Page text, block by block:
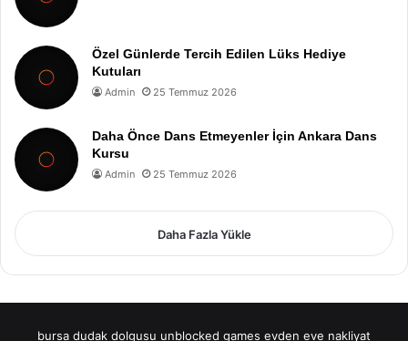
Özel Günlerde Tercih Edilen Lüks Hediye
Kutuları
Admin 25 Temmuz 2026
Daha Önce Dans Etmeyenler İçin Ankara Dans
Kursu
Admin 25 Temmuz 2026
Daha Fazla Yükle
bursa dudak dolgusu unblocked games evden eve nakliyat